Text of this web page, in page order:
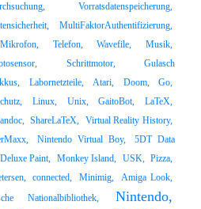
Vorratsdatenspeicherung,
MultiFaktorAuthentifizierung,
Mikrofon, Telefon, Wavefile,
Musik,
Schrittmotor,
Gulasch
Labornetzteile, Atari, Doom,
Go,
Linux, Unix, GaitoBot,
LaTeX,
ShareLaTeX, Virtual Reality History,
Nintendo Virtual Boy,
5DT Data
Deluxe Paint, Monkey Island, USK, Pizza,
connected, Minimig,
Amiga Look,
Nationalbibliothek,
Nintendo,